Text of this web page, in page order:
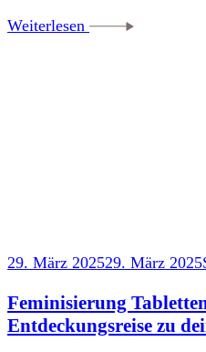
Weiterlesen
29. März 202529. März 2025
Feminisierung
Entdeckungsreise zu